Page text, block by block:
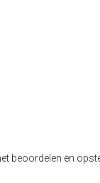
beoordelen en